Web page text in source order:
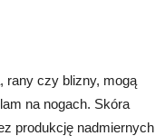
rany czy blizny, mogą
na nogach. Skóra
produkcję nadmiernych